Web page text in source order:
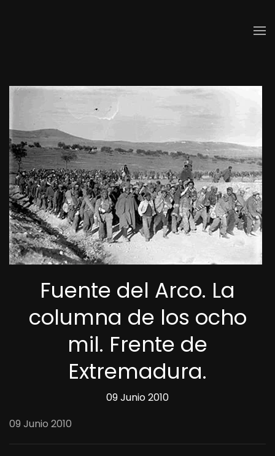
Fuente del Arco. La
columna de los ocho
mil. Frente de
Extremadura.
09 Junio 2010
09 Junio 2010